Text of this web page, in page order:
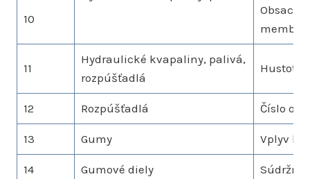
10
Obsach
11
Hydraulické kvapaliny, palivá,
rozpúšťadlá
Hustota
12 Rozpúšťadlá Číslo
13 Gumy Vplyv
14 Gumové diely